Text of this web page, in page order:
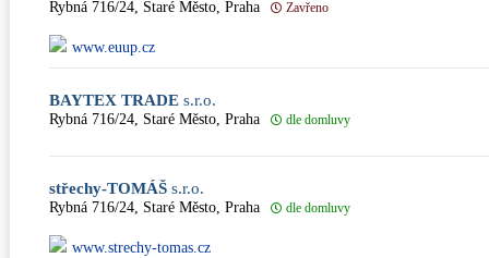
Rybná 716/24, Staré Město, Praha Zavřeno
www.euup.cz
BAYTEX TRADE s.r.o.
Rybná 716/24, Staré Město, Praha dle domluvy
střechy-TOMÁŠ s.r.o.
Rybná 716/24, Staré Město, Praha dle domluvy
www.strechy-tomas.cz